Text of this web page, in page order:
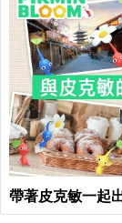
帶著皮克敏一起